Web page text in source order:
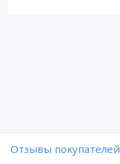
Отзывы покупателей